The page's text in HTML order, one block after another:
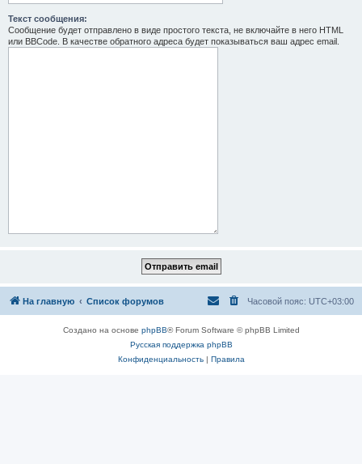
Текст сообщения:
Сообщение будет отправлено в виде простого текста, не включайте в него HTML
или BBCode. В качестве обратного адреса будет показываться ваш адрес email.
На главную Список форумов Часовой пояс: UTC+03:00
Создано на основе phpBB® Forum Software © phpBB Limited
Русская поддержка phpBB
Конфиденциальность| Правила